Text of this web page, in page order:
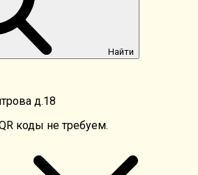
Найти
д.18
коды не требуем.